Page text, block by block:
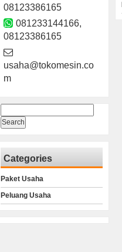
08123386165
081233144166,
08123386165
usaha@tokomesin.co
m
for:
Categories
Paket Usaha
Peluang Usaha